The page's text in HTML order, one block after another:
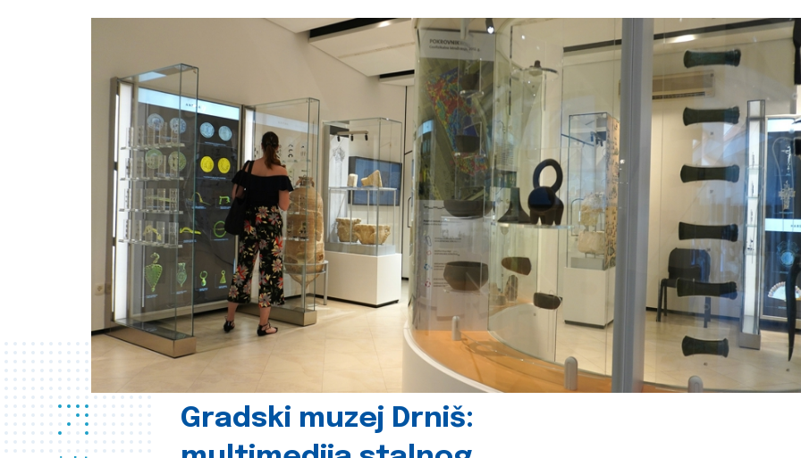
Gradski muzej Drniš: